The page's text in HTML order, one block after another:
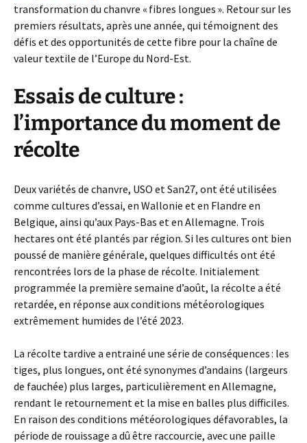
transformation du chanvre « fibres longues ». Retour sur les
premiers résultats, après une année, qui témoignent des
défis et des opportunités de cette fibre pour la chaîne de
valeur textile de l’Europe du Nord-Est.
Essais de culture :
l’importance du moment de
récolte
Deux variétés de chanvre, USO et San27, ont été utilisées
comme cultures d’essai, en Wallonie et en Flandre en
Belgique, ainsi qu’aux Pays-Bas et en Allemagne. Trois
hectares ont été plantés par région. Si les cultures ont bien
poussé de manière générale, quelques difficultés ont été
rencontrées lors de la phase de récolte. Initialement
programmée la première semaine d’août, la récolte a été
retardée, en réponse aux conditions météorologiques
extrêmement humides de l’été 2023.
La récolte tardive a entrainé une série de conséquences : les
tiges, plus longues, ont été synonymes d’andains (largeurs
de fauchée) plus larges, particulièrement en Allemagne,
rendant le retournement et la mise en balles plus difficiles.
En raison des conditions météorologiques défavorables, la
période de rouissage a dû être raccourcie, avec une paille